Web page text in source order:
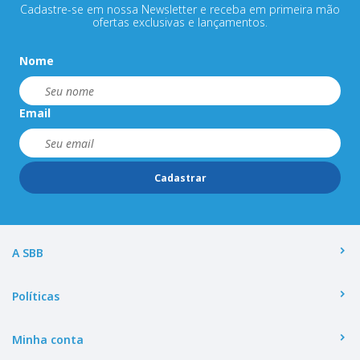
Cadastre-se em nossa Newsletter e receba em primeira mão
ofertas exclusivas e lançamentos.
Nome
Email
Cadastrar
A SBB
Políticas
Minha conta